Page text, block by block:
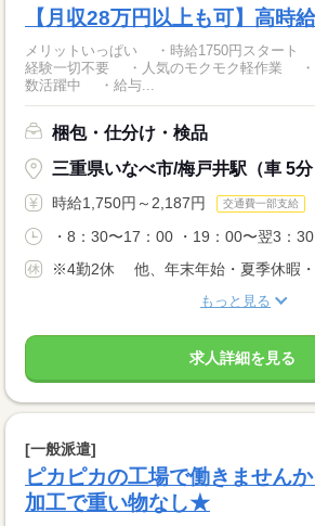
【月収28万円以上も可】高時
メリットいっぱい ・時給1750円スタート
経験一切不要 ・人気のモクモク軽作業 ・
数活躍中 ・給与...
梱包・仕分け・検品
三重県いなべ市/梅戸井駅（車 5分
時給1,750円～2,187円 交通費一部支給
・8：30〜17：00 ・19：00〜翌3：
※4勤2休 他、年末年始・夏季休暇
もっと見る
求人詳細を見る
[一般派遣]
ピカピカの工場で働きません
加工で重い物なし★